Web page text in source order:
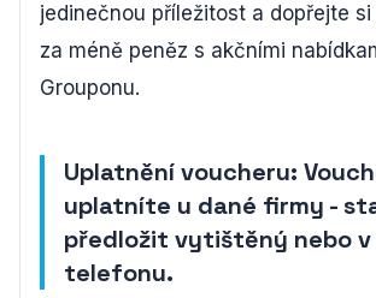
jedinečnou příležitost a dopřejte
za méně peněz s akčními
Grouponu.
Uplatnění voucheru:
uplatníte u dané firmy -
předložit vytištěný nebo v
telefonu.